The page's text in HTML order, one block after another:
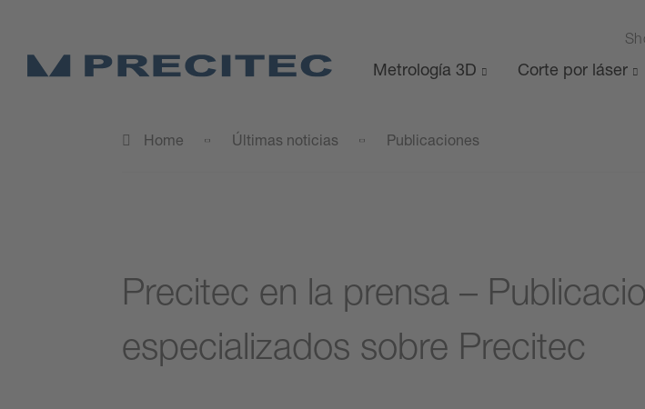
Metrología 3D Corte por láser
Home Últimas noticias Publicaciones
Precitec en la prensa –
especializados sobre Precitec